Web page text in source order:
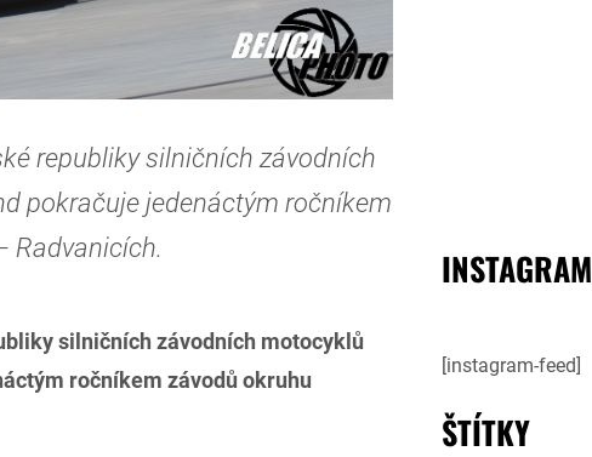
republiky silničních závodních
pokračuje jedenáctým ročníkem
Radvanicích.
silničních závodních motocyklů
ročníkem závodů okruhu
INSTAGRAM
[instagram-feed]
ŠTÍTKY